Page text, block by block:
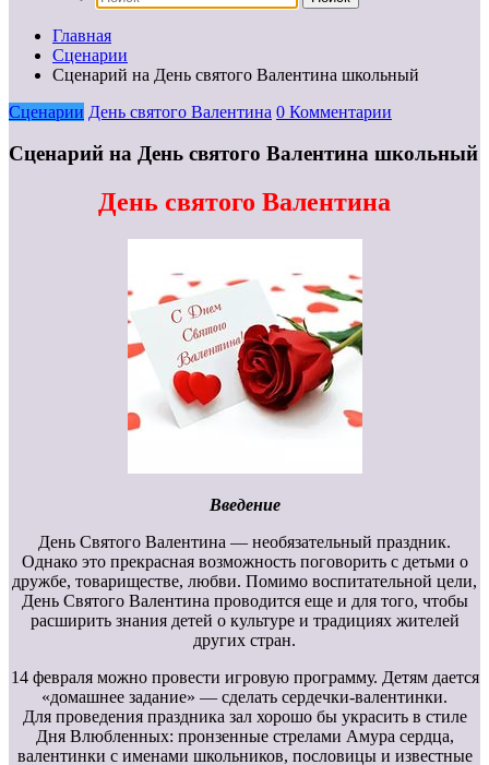
Главная
Сценарии
Сценарий на День святого Валентина школьный
Сценарии День святого Валентина 0 Комментарии
Сценарий на День святого Валентина школьный
День святого Валентина
Введение
День Святого Валентина — необязательный праздник.
Однако это прекрасная возможность поговорить с детьми о
дружбе, товариществе, любви. Помимо воспитательной цели,
День Святого Валентина проводится еще и для того, чтобы
расширить знания детей о культуре и традициях жителей
других стран.
14 февраля можно провести игровую программу. Детям дается
«домашнее задание» — сделать сердечки-валентинки.
Для проведения праздника зал хорошо бы украсить в стиле
Дня Влюбленных: пронзенные стрелами Амура сердца,
валентинки с именами школьников, пословицы и известные